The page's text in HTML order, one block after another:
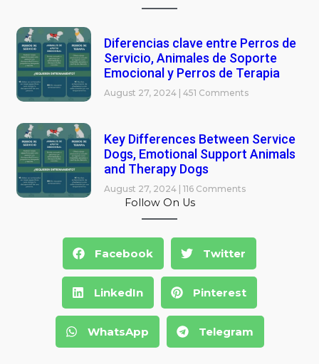
Diferencias clave entre Perros de
Servicio, Animales de Soporte
Emocional y Perros de Terapia
August 27, 2024 451 Comments
Key Differences Between Service
Dogs, Emotional Support Animals
and Therapy Dogs
August 27, 2024 116 Comments
Follow On Us
Facebook Twitter
LinkedIn Pinterest
WhatsApp Telegram